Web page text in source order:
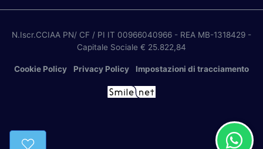
N.Iscr.CCIAA PN/ CF / PI IT 00966040966 - REA MB-1318429 -
Capitale Sociale € 25.822,84
Cookie Policy Privacy Policy Impostazioni di tracciamento